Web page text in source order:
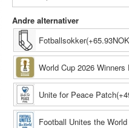
Andre alternativer
World Cup 2026
Unite for Peace
Football Unites the